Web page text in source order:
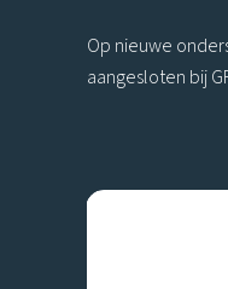
Op nieuwe
aangesloten bij